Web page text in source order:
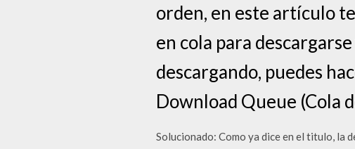
orden, en este artículo
en cola para
descargando, puedes
Download Queue (Cola
Solucionado: Como ya dice en el titulo, la